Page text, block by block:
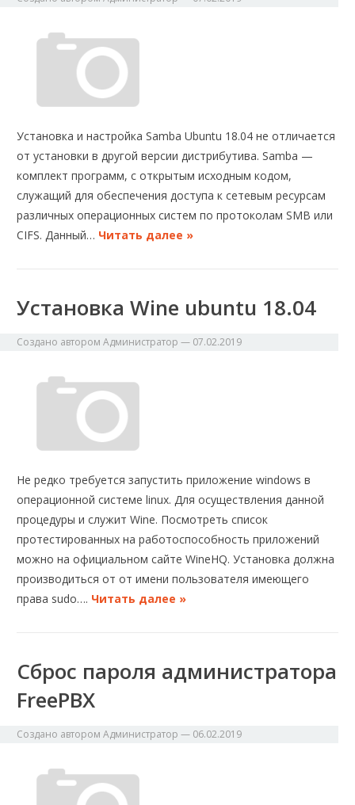
Установка и настройка Samba Ubuntu 18.04 не отличается
от установки в другой версии дистрибутива. Samba —
комплект программ, с открытым исходным кодом,
служащий для обеспечения доступа к сетевым ресурсам
различных операционных систем по протоколам SMB или
CIFS. Данный… Читать далее »
Установка Wine ubuntu 18.04
Создано авторомАдминистратор — 07.02.2019
Не редко требуется запустить приложение windows в
операционной системе linux. Для осуществления данной
процедуры и служит Wine. Посмотреть список
протестированных на работоспособность приложений
можно на официальном сайте WineHQ. Установка должна
производиться от от имени пользователя имеющего
права sudo…. Читать далее »
Сброс пароля администратора
FreePBX
Создано авторомАдминистратор — 06.02.2019